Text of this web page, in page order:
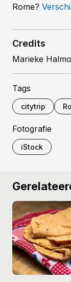
Rome?
Credits
Marieke
Tags
citytrip
Fotografie
iStock